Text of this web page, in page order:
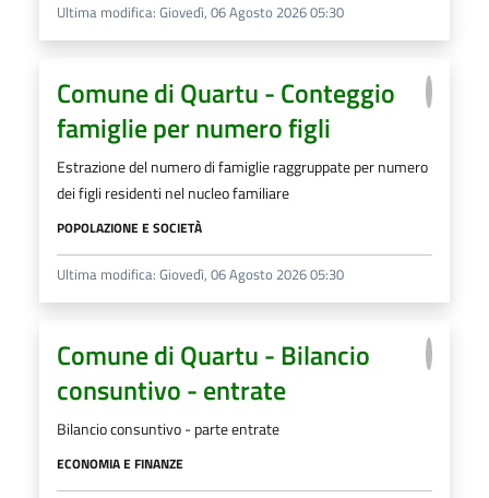
Ultima modifica: Giovedì, 06 Agosto 2026 05:30
Comune di Quartu - Conteggio
famiglie per numero figli
Estrazione del numero di famiglie raggruppate per numero
dei figli residenti nel nucleo familiare
POPOLAZIONE E SOCIETÀ
Ultima modifica: Giovedì, 06 Agosto 2026 05:30
Comune di Quartu - Bilancio
consuntivo - entrate
Bilancio consuntivo - parte entrate
ECONOMIA E FINANZE